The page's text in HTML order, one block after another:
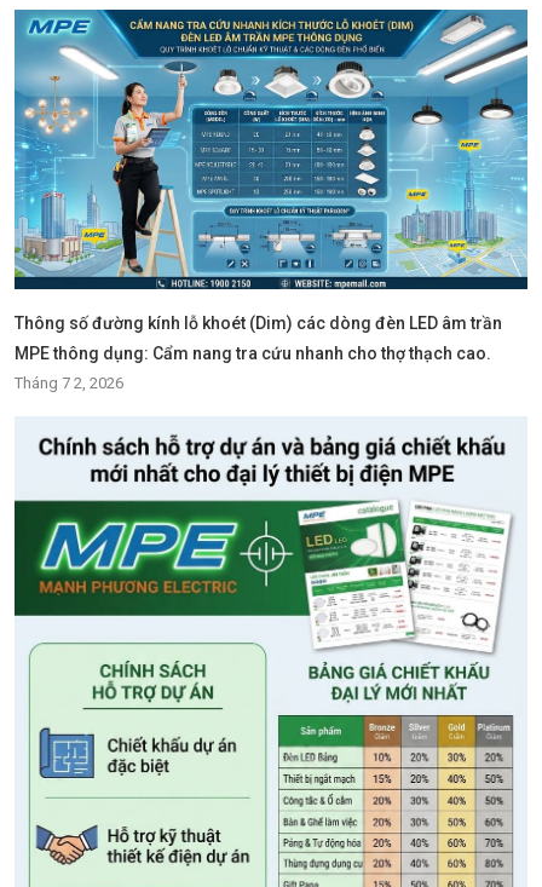
Thông số đường kính lỗ khoét (Dim) các dòng đèn LED âm trần
MPE thông dụng: Cẩm nang tra cứu nhanh cho thợ thạch cao.
Tháng 7 2, 2026